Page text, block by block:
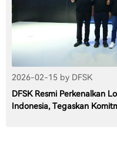
2026-02-15 by DFSK
DFSK Resmi Perkenalkan
Indonesia, Tegaskan